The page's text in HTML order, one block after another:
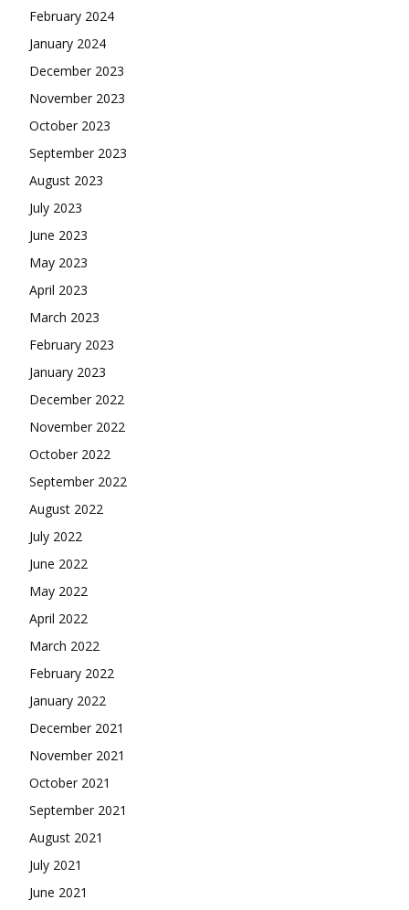
February 2024
January 2024
December 2023
November 2023
October 2023
September 2023
August 2023
July 2023
June 2023
May 2023
April 2023
March 2023
February 2023
January 2023
December 2022
November 2022
October 2022
September 2022
August 2022
July 2022
June 2022
May 2022
April 2022
March 2022
February 2022
January 2022
December 2021
November 2021
October 2021
September 2021
August 2021
July 2021
June 2021